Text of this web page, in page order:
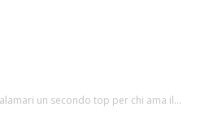
un secondo top per chi ama il...